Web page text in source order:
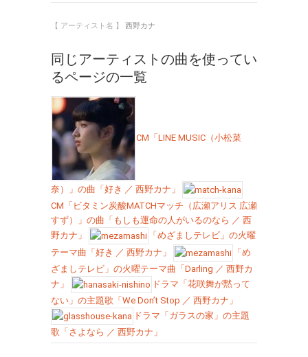
【 アーティスト名 】 西野カナ
同じアーティストの曲を使ってい
るページの一覧
CM「LINE MUSIC（小松菜
奈）」の曲「好き ／ 西野カナ」
CM「ビタミン炭酸MATCHマッチ（広瀬アリス 広瀬
すず）」の曲「もしも運命の人がいるのなら ／ 西
野カナ」
「めざましテレビ」の火曜
テーマ曲「好き ／ 西野カナ」
「め
ざましテレビ」の火曜テーマ曲「Darling ／ 西野カ
ナ」
ドラマ「花咲舞が黙って
ない」の主題歌「We Don’t Stop ／ 西野カナ」
ドラマ「ガラスの家」の主題
歌「さよなら ／ 西野カナ」